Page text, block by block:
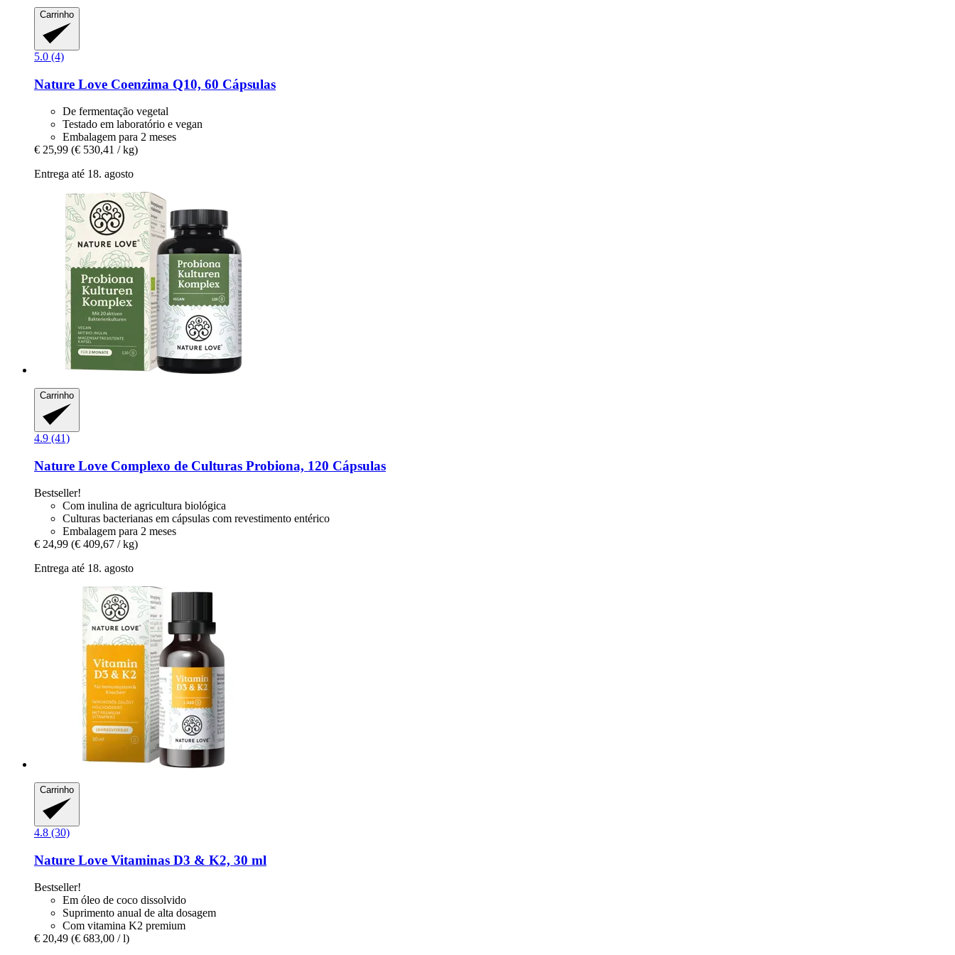
Carrinho
5.0 (4)
Nature Love Coenzima Q10, 60 Cápsulas
De fermentação vegetal
Testado em laboratório e vegan
Embalagem para 2 meses
€ 25,99 (€ 530,41 / kg)
Entrega até 18. agosto
Carrinho
4.9 (41)
Nature Love Complexo de Culturas Probiona, 120 Cápsulas
Bestseller!
Com inulina de agricultura biológica
Culturas bacterianas em cápsulas com revestimento entérico
Embalagem para 2 meses
€ 24,99 (€ 409,67 / kg)
Entrega até 18. agosto
Carrinho
4.8 (30)
Nature Love Vitaminas D3 & K2, 30 ml
Bestseller!
Em óleo de coco dissolvido
Suprimento anual de alta dosagem
Com vitamina K2 premium
€ 20,49 (€ 683,00 / l)